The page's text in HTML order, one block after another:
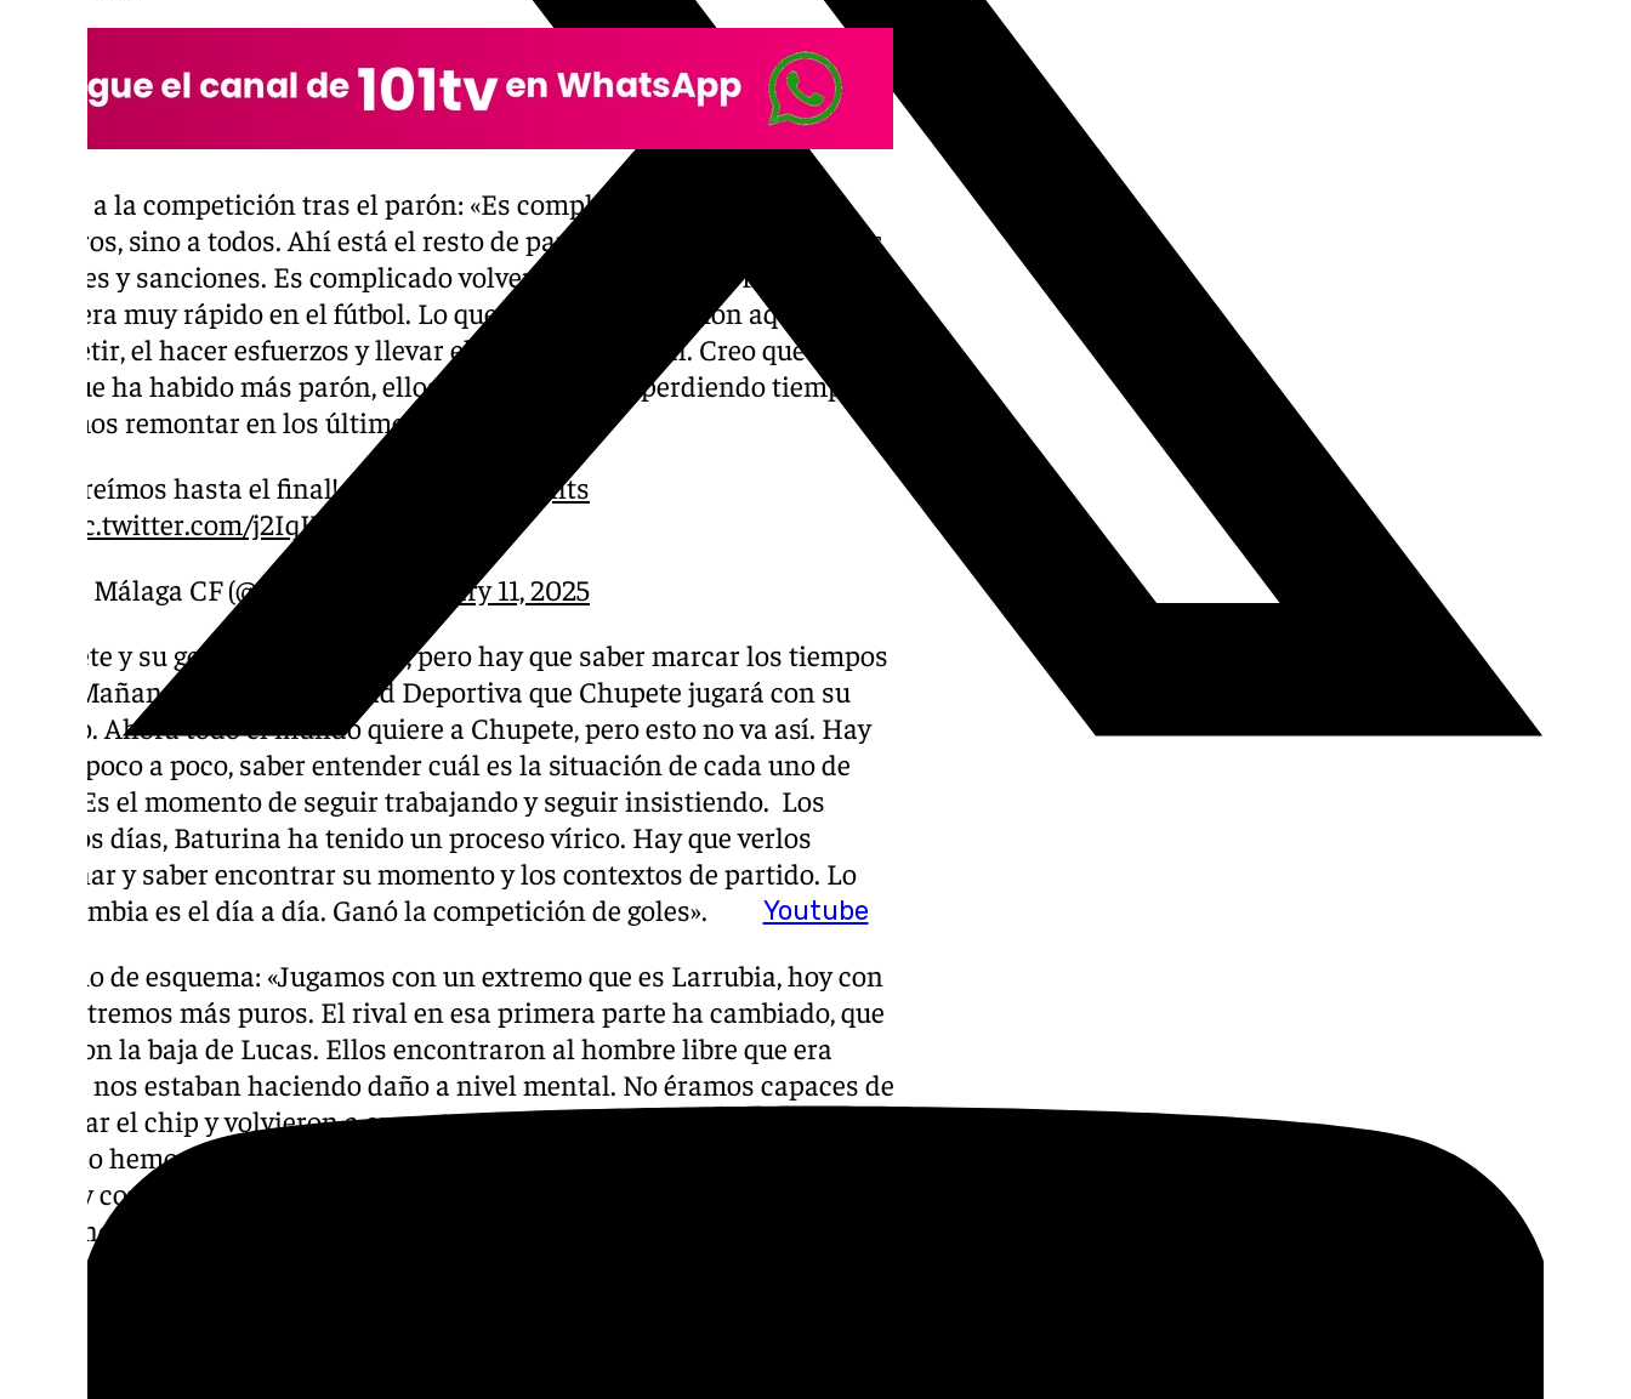
Youtube
Vuelta a la competición tras el parón: «Es complicado, pero no a
nosotros, sino a todos. Ahí está el resto de partidos donde hubo muchas
lesiones y sanciones. Es complicado volver, aunque el tema físico se
recupera muy rápido en el fútbol. Lo que genera más tensión aquí es el
competir, el hacer esfuerzos y llevar el estrés emocional. Creo que es el
año que ha habido más parón, ellos al final estaban perdiendo tiempo.
Pudimos remontar en los últimos minutos».
¡Creímos hasta el final!#LALIGAHighlights
pic.twitter.com/j2IqKxdwY1
— Málaga CF (@MalagaCF)
January 11, 2025
Chupete y su gol: «Está muy bien, pero hay que saber marcar los tiempos
bien. Mañana todos a la Ciudad Deportiva que Chupete jugará con su
equipo. Ahora todo el mundo quiere a Chupete, pero esto no va así. Hay
que ir poco a poco, saber entender cuál es la situación de cada uno de
ellos. Es el momento de seguir trabajando y seguir insistiendo. Los
últimos días, Baturina ha tenido un proceso vírico. Hay que verlos
entrenar y saber encontrar su momento y los contextos de partido. Lo
que cambia es el día a día. Ganó la competición de goles».
Cambio de esquema: «Jugamos con un extremo que es Larrubia, hoy con
dos extremos más puros. El rival en esa primera parte ha cambiado, que
tuvieron la baja de Lucas. Ellos encontraron al hombre libre que era
Mario, nos estaban haciendo daño a nivel mental. No éramos capaces de
cambiar el chip y volvieron a encontrar a Mella y Yeremay. La segunda
parte lo hemos ajustado. Con los cambios os ha costado. Ha sido encajar
el gol y contarnos. Con la entrada de Yanis y Víctor nos ha dado mucha
más energía, aunque es cierto que ha habido momentos en los que con el
0-1 tuvo ocasiones. Tiene de los mejores contraataques de la categoría».